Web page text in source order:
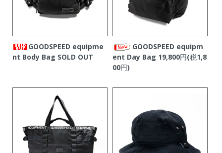
GOODSPEED equipme
nt Body Bag SOLD OUT
GOODSPEED equipm
ent Day Bag 19,800円(税1,8
00円)